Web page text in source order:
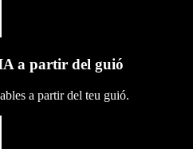
a partir del guió
a partir del teu guió.